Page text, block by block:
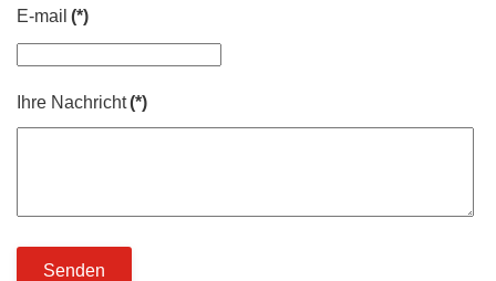
E-mail (*)
Ihre Nachricht(*)
Senden